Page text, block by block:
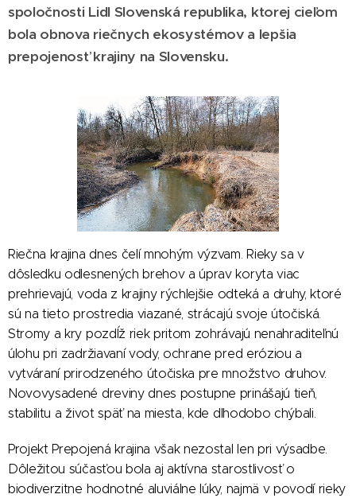
spoločnosti Lidl Slovenská republika, ktorej cieľom
bola obnova riečnych ekosystémov a lepšia
prepojenosť krajiny na Slovensku.
Riečna krajina dnes čelí mnohým výzvam. Rieky sa v
dôsledku odlesnených brehov a úprav koryta viac
prehrievajú, voda z krajiny rýchlejšie odteká a druhy, ktoré
sú na tieto prostredia viazané, strácajú svoje útočiská.
Stromy a kry pozdĺž riek pritom zohrávajú nenahraditeľnú
úlohu pri zadržiavaní vody, ochrane pred eróziou a
vytváraní prirodzeného útočiska pre množstvo druhov.
Novovysadené dreviny dnes postupne prinášajú tieň,
stabilitu a život späť na miesta, kde dlhodobo chýbali.
Projekt Prepojená krajina však nezostal len pri výsadbe.
Dôležitou súčasťou bola aj aktívna starostlivosť o
biodiverzitne hodnotné aluviálne lúky, najmä v povodí rieky